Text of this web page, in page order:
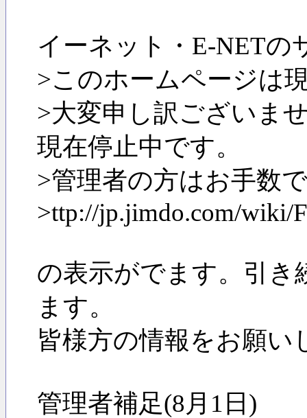
イーネット・E-NETの
>このホームページは
>大変申し訳ございま
現在停止中です。
>管理者の方はお手数
>ttp://jp.jimdo.com/wiki/
の表示がでます。引
ます。
皆様方の情報をお願い
管理者補足(8月1日)